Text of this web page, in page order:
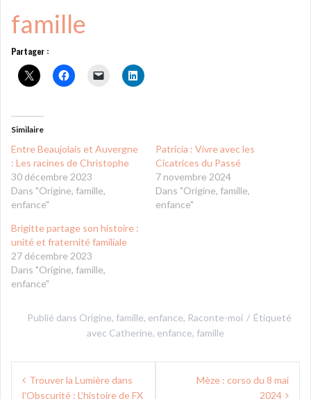
famille
Partager :
Similaire
Entre Beaujolais et Auvergne
: Les racines de Christophe
30 décembre 2023
Dans "Origine, famille,
enfance"
Patricia : Vivre avec les
Cicatrices du Passé
7 novembre 2024
Dans "Origine, famille,
enfance"
Brigitte partage son histoire :
unité et fraternité familiale
27 décembre 2023
Dans "Origine, famille,
enfance"
Publié dans Origine, famille, enfance, Raconte-moi
Étiqueté
avec Catherine, enfance, famille
Navigation
Trouver la Lumière dans
l’Obscurité : L’histoire de FX
Mèze : corso du 8 mai
2024